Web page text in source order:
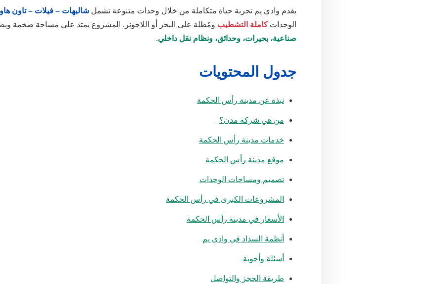
يقدم وادي يم تجربة حياة متكاملة من خلال وحدات متنوعة تشمل شاليهات – فيلات – تاون
الوحداتكاملة التشطيب ومُطلة على البحر أو اللاجونز. المشروع يمتد على مساحة ضخمة
صناعية، بحيرات، وحدائق، ونظام نقل داخلي.
جدول المحتويات
نبذة عن مدينة رأس الحكمة
من هي شركة مدن؟
خدمات مدينة رأس الحكمة
موقع مدينة رأس الحكمة
تصميم ومساحات الوحدات
المشروعات الكبرى في رأس الحكمة
الأسعار في مدينة رأس الحكمة
أنظمة السداد في وادي يم
أسئلة وأجوبة
طريقة الحجز والتواصل